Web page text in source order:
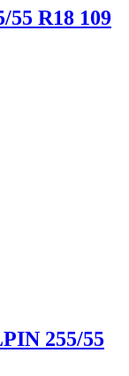
55 R18 109
255/55